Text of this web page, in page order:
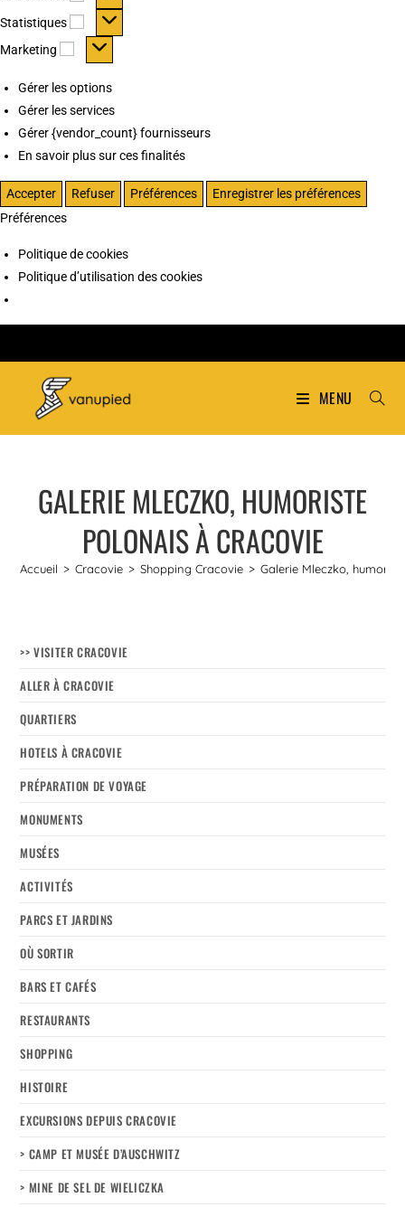
Statistiques Statistiques
Marketing Marketing
Gérer les options
Gérer les services
Gérer {vendor_count} fournisseurs
En savoir plus sur ces finalités
Accepter Refuser Préférences
Enregistrer les préférences
Préférences
Politique de cookies
Politique d’utilisation des cookies
MENU
GALERIE MLECZKO, HUMORISTE
POLONAIS À CRACOVIE
Accueil > Cracovie > Shopping Cracovie > Galerie Mleczko,
>> VISITER CRACOVIE
ALLER À CRACOVIE
QUARTIERS
HOTELS À CRACOVIE
PRÉPARATION DE VOYAGE
MONUMENTS
MUSÉES
ACTIVITÉS
PARCS ET JARDINS
OÙ SORTIR
BARS ET CAFÉS
RESTAURANTS
SHOPPING
HISTOIRE
EXCURSIONS DEPUIS CRACOVIE
> CAMP ET MUSÉE D’AUSCHWITZ
> MINE DE SEL DE WIELICZKA